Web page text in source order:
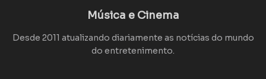
Música e Cinema
Desde 2011 atualizando diariamente as notícias do mundo
do entretenimento.